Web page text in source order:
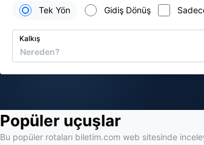
Tek Yön Gidiş Dönüş
Kalkış
Popüler uçuşlar
Bu popüler rotaları biletim.com web sitesinde